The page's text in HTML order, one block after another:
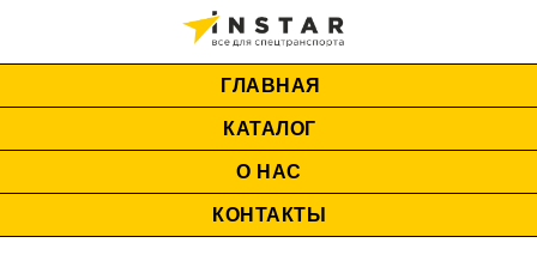
ГЛАВНАЯ
КАТАЛОГ
О НАС
КОНТАКТЫ